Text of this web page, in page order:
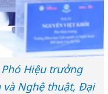
Phó Hiệu trưởng
và Nghệ thuật, Đại